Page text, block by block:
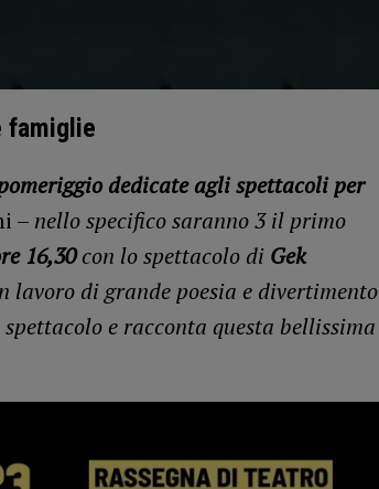
famiglie
dedicate agli spettacoli per
– nello specifico saranno 3 il primo
16,30con lo spettacolo di Gek
lavoro di grande poesia e divertimento
e racconta questa bellissima